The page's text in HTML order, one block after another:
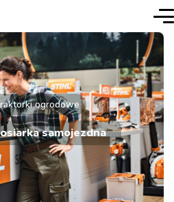
ogrodowe
samojezdna